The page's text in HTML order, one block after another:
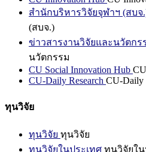
สำนักบริหารวิจัยจุฬาฯ (สบจ
(สบจ.)
ข่าวสารงานวิจัยและนวัตกร
นวัตกรรม
CU Social Innovation Hub
CU-Daily Research CU-Daily
ทุนวิจัย
ทุนวิจัย ทุนวิจัย
ทุนวิจัยในประเทศ ทุนวิจัยใน